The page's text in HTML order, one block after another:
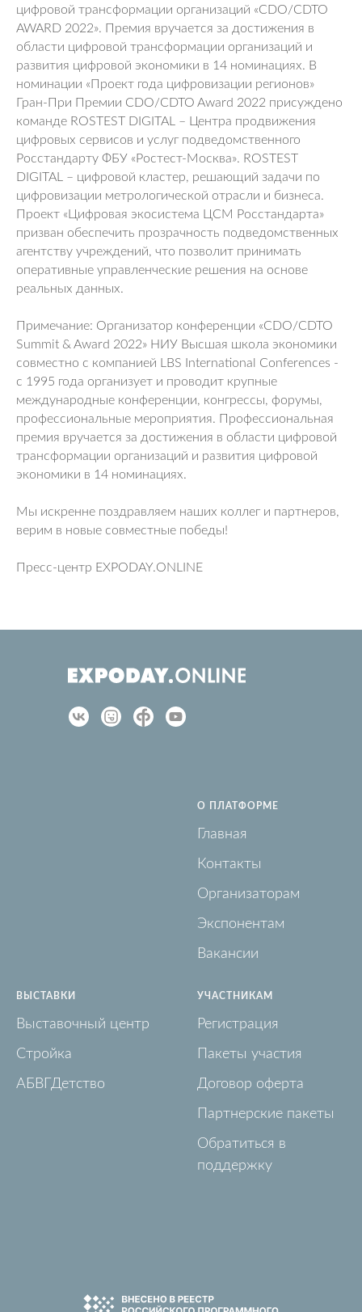
цифровой трансформации организаций «CDO/CDTO
AWARD 2022». Премия вручается за достижения в
области цифровой трансформации организаций и
развития цифровой экономики в 14 номинациях. В
номинации «Проект года цифровизации регионов»
Гран-При Премии CDO/CDTO Award 2022 присуждено
команде ROSTEST DIGITAL – Центра продвижения
цифровых сервисов и услуг подведомственного
Росстандарту ФБУ «Ростест-Москва». ROSTEST
DIGITAL – цифровой кластер, решающий задачи по
цифровизации метрологической отрасли и бизнеса.
Проект «Цифровая экосистема ЦСМ Росстандарта»
призван обеспечить прозрачность подведомственных
агентству учреждений, что позволит принимать
оперативные управленческие решения на основе
реальных данных.
Примечание: Организатор конференции «CDO/CDTO
Summit & Award 2022» НИУ Высшая школа экономики
совместно с компанией LBS International Conferences -
с 1995 года организует и проводит крупные
международные конференции, конгрессы, форумы,
профессиональные мероприятия. Профессиональная
премия вручается за достижения в области цифровой
трансформации организаций и развития цифровой
экономики в 14 номинациях.
Мы искренне поздравляем наших коллег и партнеров,
верим в новые совместные победы!
Пресс-центр EXPODAY.ONLINE
О ПЛАТФОРМЕ
Главная
Контакты
Организаторам
Экспонентам
Вакансии
ВЫСТАВКИ
Выставочный центр
Стройка
АБВГДетство
УЧАСТНИКАМ
Регистрация
Пакеты участия
Договор оферта
Партнерские пакеты
Обратиться в
поддержку